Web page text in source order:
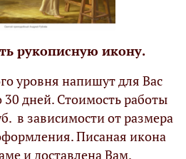
рукописную икону.
уровня напишут для Вас
30 дней. Стоимость работы
в зависимости от размера
Писаная икона
и доставлена Вам.